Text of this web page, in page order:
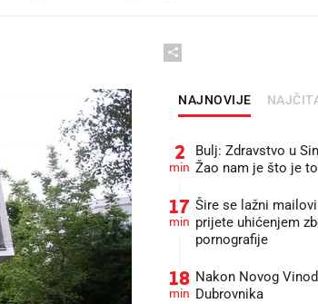
NAJNOVIJE
2
min
Bulj: Zdravstvo u
Žao nam je što je
17
min
Šire se lažni
prijete uhićenjem
pornografije
18
min
Nakon Novog
Dubrovnika